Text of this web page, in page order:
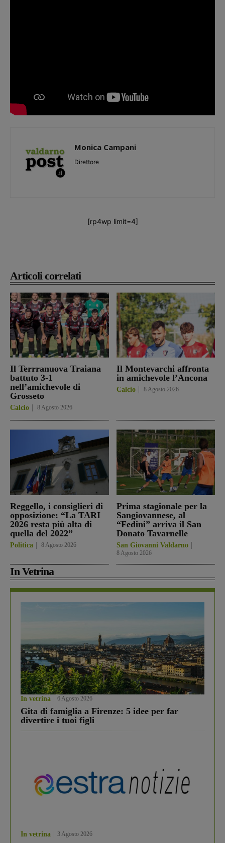
Articoli correlati
Il Terrranuova Traiana
battuto 3-1
nell’amichevole di
Grosseto
Calcio 8 Agosto 2026
Il Montevarchi affronta
in amichevole l’Ancona
Calcio 8 Agosto 2026
Reggello, i consiglieri di
opposizione: “La TARI
2026 resta più alta di
quella del 2022”
Politica 8 Agosto 2026
Prima stagionale per la
Sangiovannese, al
“Fedini” arriva il San
Donato Tavarnelle
San Giovanni Valdarno
8 Agosto 2026
In Vetrina
In vetrina 6 Agosto 2026
Gita di famiglia a Firenze: 5 idee per far
divertire i tuoi figli
In vetrina 3 Agosto 2026
Monica Campani
Direttore
[rp4wp limit=4]